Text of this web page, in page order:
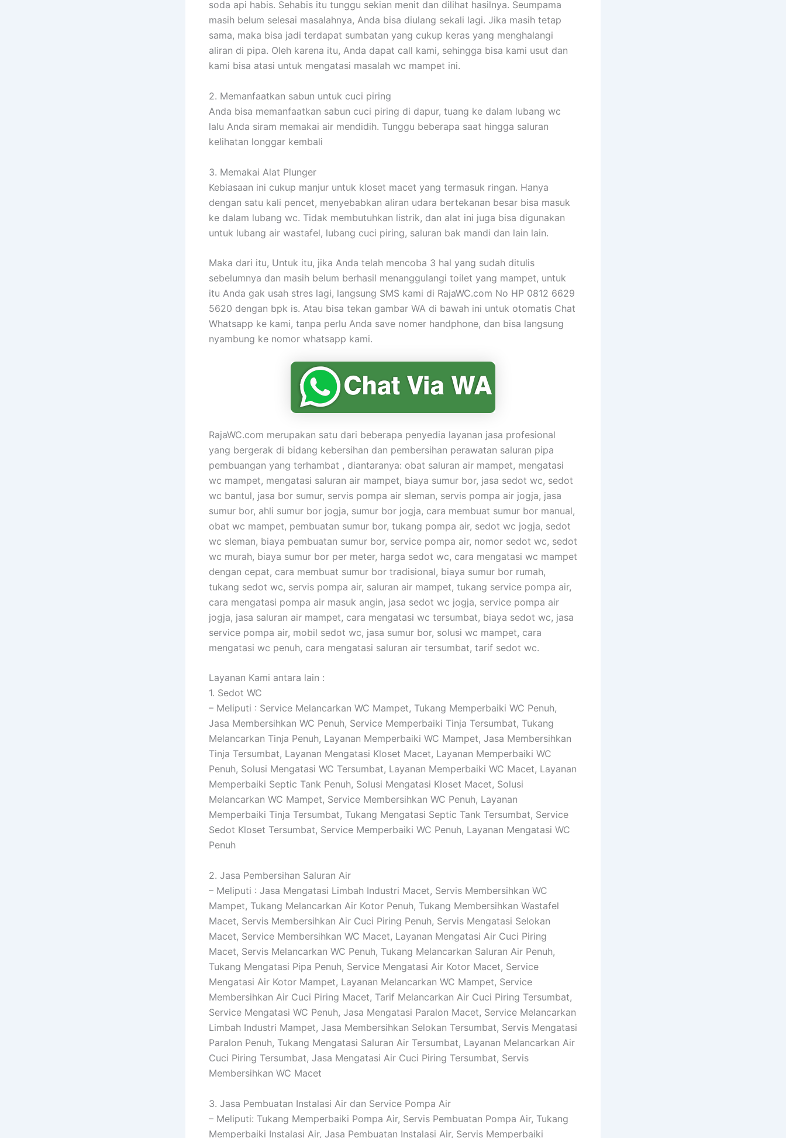
soda api habis. Sehabis itu tunggu sekian menit dan dilihat hasilnya. Seumpama
masih belum selesai masalahnya, Anda bisa diulang sekali lagi. Jika masih tetap
sama, maka bisa jadi terdapat sumbatan yang cukup keras yang menghalangi
aliran di pipa. Oleh karena itu, Anda dapat call kami, sehingga bisa kami usut dan
kami bisa atasi untuk mengatasi masalah wc mampet ini.
2. Memanfaatkan sabun untuk cuci piring
Anda bisa memanfaatkan sabun cuci piring di dapur, tuang ke dalam lubang wc
lalu Anda siram memakai air mendidih. Tunggu beberapa saat hingga saluran
kelihatan longgar kembali
3. Memakai Alat Plunger
Kebiasaan ini cukup manjur untuk kloset macet yang termasuk ringan. Hanya
dengan satu kali pencet, menyebabkan aliran udara bertekanan besar bisa masuk
ke dalam lubang wc. Tidak membutuhkan listrik, dan alat ini juga bisa digunakan
untuk lubang air wastafel, lubang cuci piring, saluran bak mandi dan lain lain.
Maka dari itu, Untuk itu, jika Anda telah mencoba 3 hal yang sudah ditulis
sebelumnya dan masih belum berhasil menanggulangi toilet yang mampet, untuk
itu Anda gak usah stres lagi, langsung SMS kami di RajaWC.com No HP 0812 6629
5620 dengan bpk is. Atau bisa tekan gambar WA di bawah ini untuk otomatis Chat
Whatsapp ke kami, tanpa perlu Anda save nomer handphone, dan bisa langsung
nyambung ke nomor whatsapp kami.
RajaWC.com merupakan satu dari beberapa penyedia layanan jasa profesional
yang bergerak di bidang kebersihan dan pembersihan perawatan saluran pipa
pembuangan yang terhambat , diantaranya: obat saluran air mampet, mengatasi
wc mampet, mengatasi saluran air mampet, biaya sumur bor, jasa sedot wc, sedot
wc bantul, jasa bor sumur, servis pompa air sleman, servis pompa air jogja, jasa
sumur bor, ahli sumur bor jogja, sumur bor jogja, cara membuat sumur bor manual,
obat wc mampet, pembuatan sumur bor, tukang pompa air, sedot wc jogja, sedot
wc sleman, biaya pembuatan sumur bor, service pompa air, nomor sedot wc, sedot
wc murah, biaya sumur bor per meter, harga sedot wc, cara mengatasi wc mampet
dengan cepat, cara membuat sumur bor tradisional, biaya sumur bor rumah,
tukang sedot wc, servis pompa air, saluran air mampet, tukang service pompa air,
cara mengatasi pompa air masuk angin, jasa sedot wc jogja, service pompa air
jogja, jasa saluran air mampet, cara mengatasi wc tersumbat, biaya sedot wc, jasa
service pompa air, mobil sedot wc, jasa sumur bor, solusi wc mampet, cara
mengatasi wc penuh, cara mengatasi saluran air tersumbat, tarif sedot wc.
Layanan Kami antara lain :
1. Sedot WC
– Meliputi : Service Melancarkan WC Mampet, Tukang Memperbaiki WC Penuh,
Jasa Membersihkan WC Penuh, Service Memperbaiki Tinja Tersumbat, Tukang
Melancarkan Tinja Penuh, Layanan Memperbaiki WC Mampet, Jasa Membersihkan
Tinja Tersumbat, Layanan Mengatasi Kloset Macet, Layanan Memperbaiki WC
Penuh, Solusi Mengatasi WC Tersumbat, Layanan Memperbaiki WC Macet, Layanan
Memperbaiki Septic Tank Penuh, Solusi Mengatasi Kloset Macet, Solusi
Melancarkan WC Mampet, Service Membersihkan WC Penuh, Layanan
Memperbaiki Tinja Tersumbat, Tukang Mengatasi Septic Tank Tersumbat, Service
Sedot Kloset Tersumbat, Service Memperbaiki WC Penuh, Layanan Mengatasi WC
Penuh
2. Jasa Pembersihan Saluran Air
– Meliputi : Jasa Mengatasi Limbah Industri Macet, Servis Membersihkan WC
Mampet, Tukang Melancarkan Air Kotor Penuh, Tukang Membersihkan Wastafel
Macet, Servis Membersihkan Air Cuci Piring Penuh, Servis Mengatasi Selokan
Macet, Service Membersihkan WC Macet, Layanan Mengatasi Air Cuci Piring
Macet, Servis Melancarkan WC Penuh, Tukang Melancarkan Saluran Air Penuh,
Tukang Mengatasi Pipa Penuh, Service Mengatasi Air Kotor Macet, Service
Mengatasi Air Kotor Mampet, Layanan Melancarkan WC Mampet, Service
Membersihkan Air Cuci Piring Macet, Tarif Melancarkan Air Cuci Piring Tersumbat,
Service Mengatasi WC Penuh, Jasa Mengatasi Paralon Macet, Service Melancarkan
Limbah Industri Mampet, Jasa Membersihkan Selokan Tersumbat, Servis Mengatasi
Paralon Penuh, Tukang Mengatasi Saluran Air Tersumbat, Layanan Melancarkan Air
Cuci Piring Tersumbat, Jasa Mengatasi Air Cuci Piring Tersumbat, Servis
Membersihkan WC Macet
3. Jasa Pembuatan Instalasi Air dan Service Pompa Air
– Meliputi: Tukang Memperbaiki Pompa Air, Servis Pembuatan Pompa Air, Tukang
Memperbaiki Instalasi Air, Jasa Pembuatan Instalasi Air, Servis Memperbaiki